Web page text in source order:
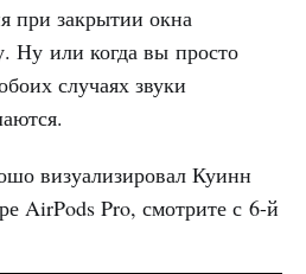
при закрытии окна
Ну или когда вы просто
случаях звуки
визуализировал Куинн
AirPods Pro, смотрите с 6-й